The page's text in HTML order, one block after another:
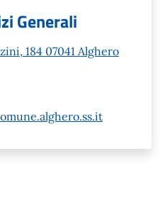
Generali
184 07041 Alghero